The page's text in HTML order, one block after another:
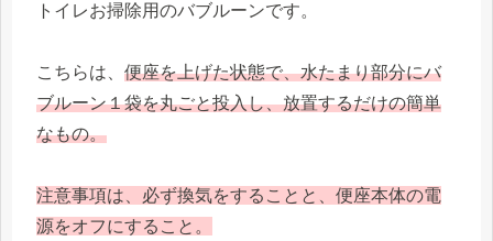
トイレお掃除用のバブルーンです。
こちらは、 便座を上げた状態で、水たまり部分にバ
ブルーン１袋を丸ごと投入し、放置するだけの簡単
なもの。
注意事項は、必ず換気をすることと、便座本体の電
源をオフにすること。